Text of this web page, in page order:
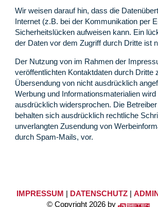
Wir weisen darauf hin, dass die
Internet (z.B. bei der Kommunikation per
Sicherheitslücken aufweisen kann. Ein
der Daten vor dem Zugriff durch Dritte ist
Der Nutzung von im Rahmen der
veröffentlichten Kontaktdaten durch Dritte
Übersendung von nicht ausdrücklich
Werbung und Informationsmaterialien wird
ausdrücklich widersprochen. Die
behalten sich ausdrücklich rechtliche
unverlangten Zusendung von
durch Spam-Mails, vor.
IMPRESSUM | DATENSCHUTZ|
© Copyright 2026 by